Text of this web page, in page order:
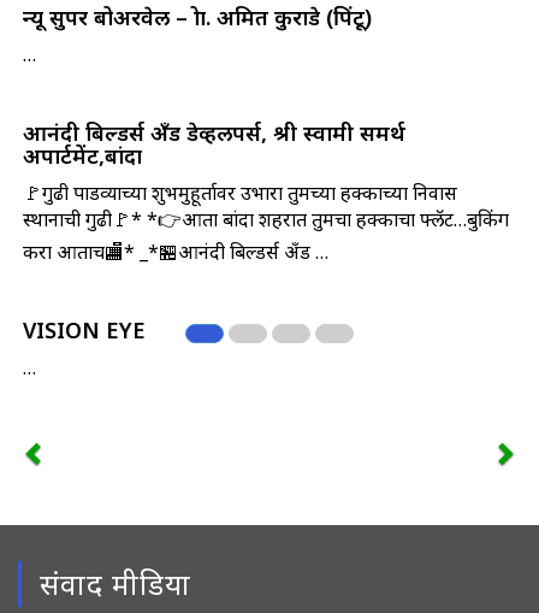
न्यू सुपर बोअरवेल – प्रोप्रा. अमित कुराडे (पिंटू)
…
आनंदी बिल्डर्स अँड डेव्हलपर्स, श्री स्वामी समर्थ
अपार्टमेंट,बांदा
🚩गुढी पाडव्याच्या शुभमुहूर्तावर उभारा तुमच्या हक्काच्या निवास
स्थानाची गुढी🚩* *👉आता बांदा शहरात तुमचा हक्काचा फ्लॅट…बुकिंग
करा आताच🏬* _*🏪आनंदी बिल्डर्स अँड …
VISION EYE
…
संवाद मीडिया